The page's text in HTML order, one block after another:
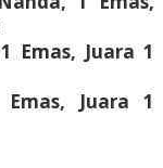
Emas, Juara 1
Juara 1